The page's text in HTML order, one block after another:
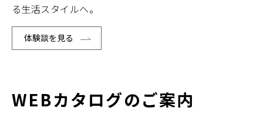
る生活スタイルへ。
体験談を見る
WEBカタログのご案内